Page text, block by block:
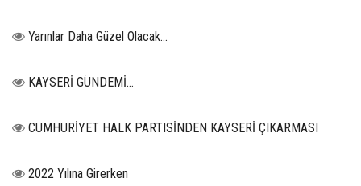
Yarınlar Daha Güzel Olacak...
KAYSERİ GÜNDEMİ…
CUMHURİYET HALK PARTISİNDEN KAYSERİ ÇIKARMASI
2022 Yılına Girerken